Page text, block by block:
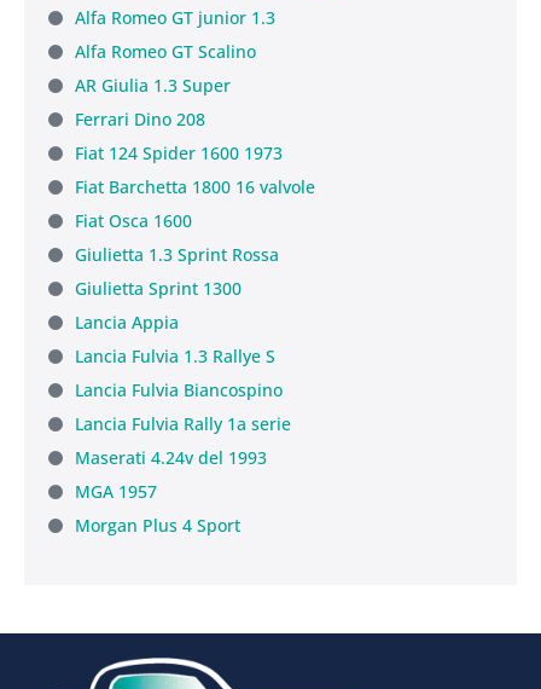
Alfa Romeo GT junior 1.3
Alfa Romeo GT Scalino
AR Giulia 1.3 Super
Ferrari Dino 208
Fiat 124 Spider 1600 1973
Fiat Barchetta 1800 16 valvole
Fiat Osca 1600
Giulietta 1.3 Sprint Rossa
Giulietta Sprint 1300
Lancia Appia
Lancia Fulvia 1.3 Rallye S
Lancia Fulvia Biancospino
Lancia Fulvia Rally 1a serie
Maserati 4.24v del 1993
MGA 1957
Morgan Plus 4 Sport